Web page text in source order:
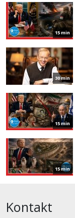
15 min
30 min
15 min
15 min
Kontakt